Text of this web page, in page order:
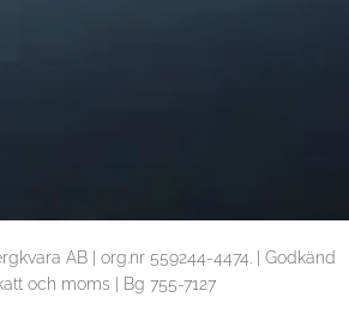
AB | org.nr 559244-4474. | Godkänd
och moms | Bg 755-7127